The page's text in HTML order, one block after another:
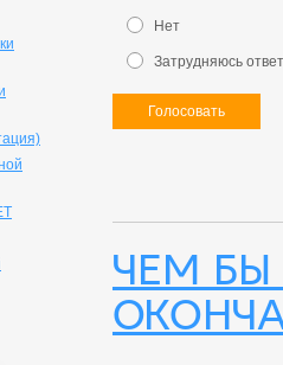
Нет
Затрудняюсь
Голосовать
Чем бы